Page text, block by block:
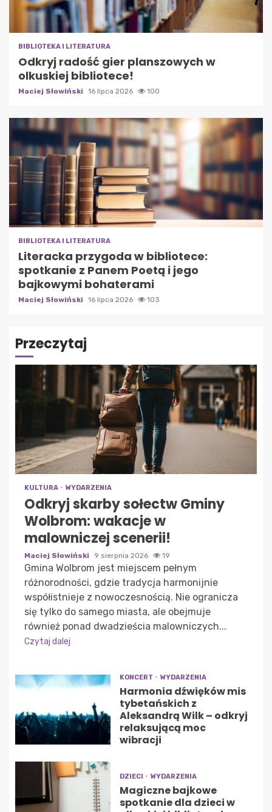
BIBLIOTEKA I LITERATURA
Odkryj radość gier planszowych w
olkuskiej bibliotece!
Maciej Słowiński 16 lipca 2026 100
BIBLIOTEKA I LITERATURA
Literacka przygoda w bibliotece:
spotkanie z Panem Poetą i jego
bajkowymi bohaterami
Maciej Słowiński 16 lipca 2026 103
Przeczytaj
KULTURA WYDARZENIA
Odkryj skarby sołectw Gminy
Wolbrom: wakacje w
malowniczej scenerii!
Maciej Słowiński 9 sierpnia 2026 19
Gmina Wolbrom jest miejscem pełnym
różnorodności, gdzie tradycja harmonijnie
współistnieje z nowoczesnością. Nie ogranicza
się tylko do samego miasta, ale obejmuje
również ponad dwadzieścia malowniczych...
Czytaj dalej
KONCERT WYDARZENIA
Harmonia dźwięków mis
tybetańskich z
Aleksandrą Wilk – odkryj
relaksującą moc
wibracji
DZIECI WYDARZENIA
Magiczne bajkowe
spotkanie dla dzieci w